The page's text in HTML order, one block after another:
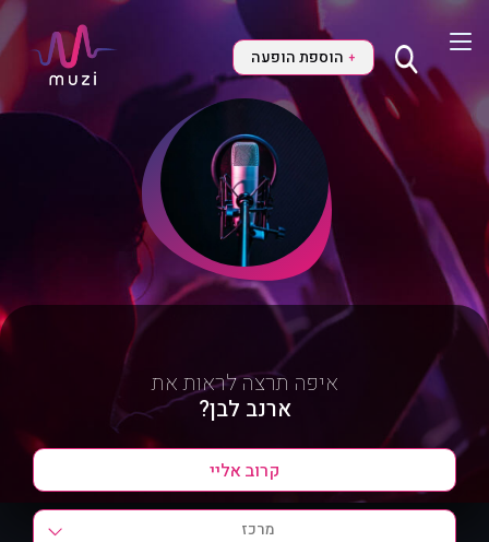
+ הוספת הופעה
איפה תרצה לראות את
ארנב לבן?
מרכז